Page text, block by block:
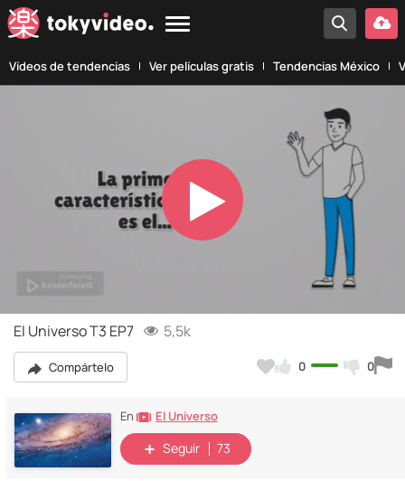
Vídeos de tendencias Ver películas gratis Tendencias México
Play
Video
El Universo T3 EP7 5,5k
Compártelo 0 0
En El Universo
Seguir 73